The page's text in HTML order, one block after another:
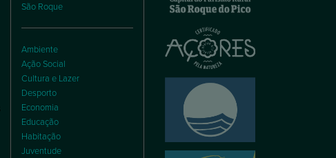
São Roque
Ambiente
Ação Social
Cultura e Lazer
Desporto
Economia
Educação
Habitação
Juventude